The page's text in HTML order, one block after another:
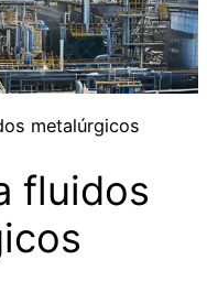
metalúrgicos
fluidos